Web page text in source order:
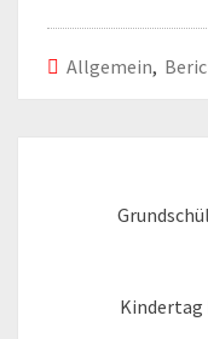
Allgemein,
Kindertag